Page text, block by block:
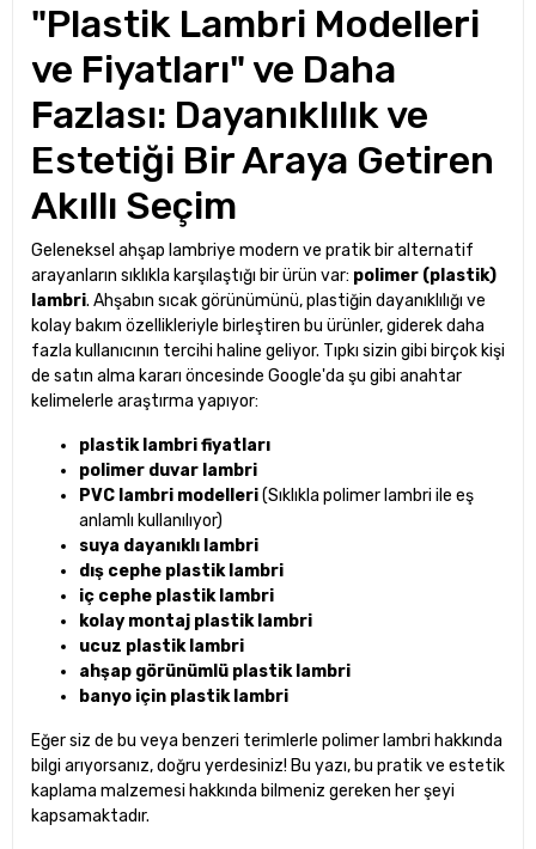
"Plastik Lambri Modelleri
ve Fiyatları" ve Daha
Fazlası: Dayanıklılık ve
Estetiği Bir Araya Getiren
Akıllı Seçim
Geleneksel ahşap lambriye modern ve pratik bir alternatif
arayanların sıklıkla karşılaştığı bir ürün var: polimer (plastik)
lambri. Ahşabın sıcak görünümünü, plastiğin dayanıklılığı ve
kolay bakım özellikleriyle birleştiren bu ürünler, giderek daha
fazla kullanıcının tercihi haline geliyor. Tıpkı sizin gibi birçok kişi
de satın alma kararı öncesinde Google'da şu gibi anahtar
kelimelerle araştırma yapıyor:
plastik lambri fiyatları
polimer duvar lambri
PVC lambri modelleri(Sıklıkla polimer lambri ile eş
anlamlı kullanılıyor)
suya dayanıklı lambri
dış cephe plastik lambri
iç cephe plastik lambri
kolay montaj plastik lambri
ucuz plastik lambri
ahşap görünümlü plastik lambri
banyo için plastik lambri
Eğer siz de bu veya benzeri terimlerle polimer lambri hakkında
bilgi arıyorsanız, doğru yerdesiniz! Bu yazı, bu pratik ve estetik
kaplama malzemesi hakkında bilmeniz gereken her şeyi
kapsamaktadır.